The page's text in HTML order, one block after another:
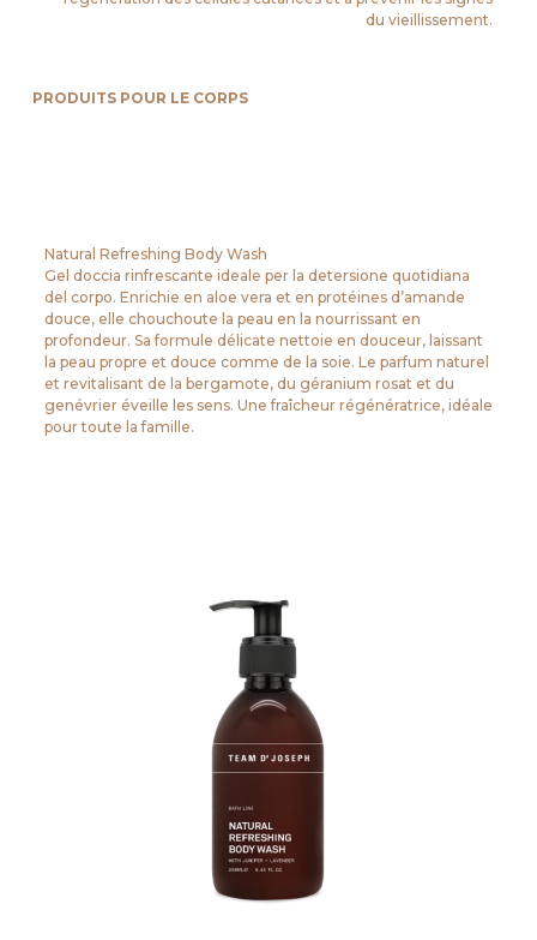
du vieillissement.
PRODUITS POUR LE CORPS
Natural Refreshing Body Wash
Gel doccia rinfrescante ideale per la detersione quotidiana
del corpo. Enrichie en aloe vera et en protéines d’amande
douce, elle chouchoute la peau en la nourrissant en
profondeur. Sa formule délicate nettoie en douceur, laissant
la peau propre et douce comme de la soie. Le parfum naturel
et revitalisant de la bergamote, du géranium rosat et du
genévrier éveille les sens. Une fraîcheur régénératrice, idéale
pour toute la famille.